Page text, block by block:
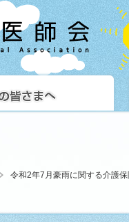
令和2年7月豪雨に関する介護